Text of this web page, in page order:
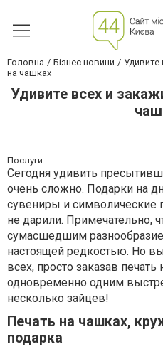
Головна Бізнес новини
Удивите
на чашках
Удивите всех и
Послуги
Сегодня удивить
очень сложно. Подарки на
сувениры и символические
не дарили. Примечательно,
сумасшедшим
настоящей редкостью. Но
всех, просто заказав
одновременно одним
несколько зайцев!
Печать на чашках,
подарка